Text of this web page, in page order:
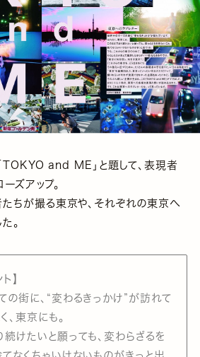
and ME」と題して、表現者
ズアップ。
ちが撮る東京や、それぞれの東京へ
。
】
の街に、“変わるきっかけ”が訪れて
、東京にも。
続けたいと願っても、変わらざるを